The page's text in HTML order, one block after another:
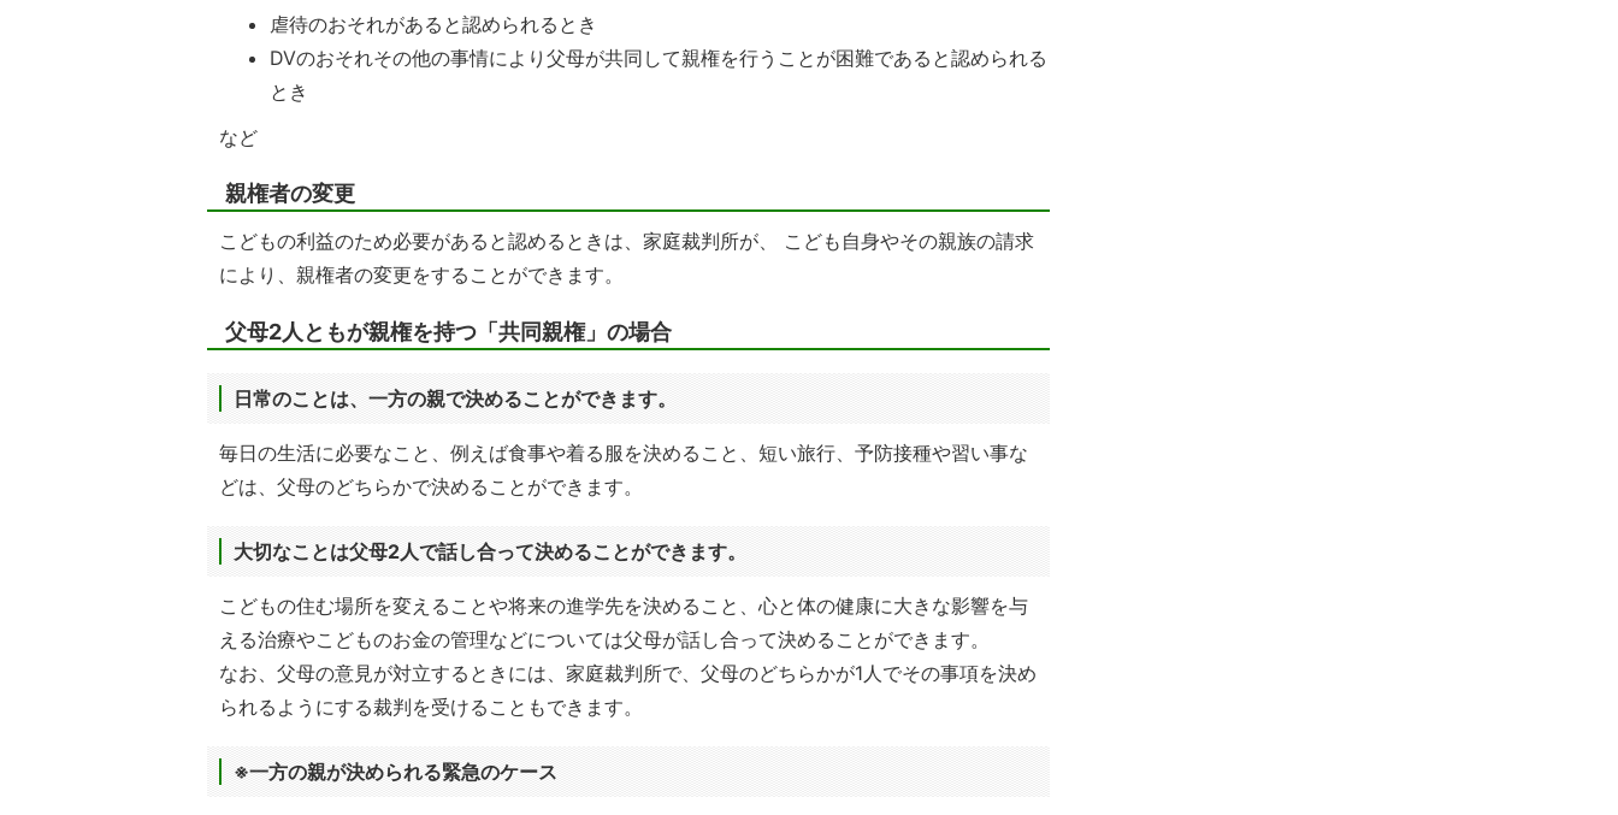
虐待のおそれがあると認められるとき
DVのおそれその他の事情により父母が共同して親権を行うことが困難であると認められる
とき
など
親権者の変更
こどもの利益のため必要があると認めるときは、家庭裁判所が、 こども自身やその親族の請求
により、親権者の変更をすることができます。
父母2人ともが親権を持つ「共同親権」の場合
日常のことは、一方の親で決めることができます。
毎日の生活に必要なこと、例えば食事や着る服を決めること、短い旅行、予防接種や習い事な
どは、父母のどちらかで決めることができます。
大切なことは父母2人で話し合って決めることができます。
こどもの住む場所を変えることや将来の進学先を決めること、心と体の健康に大きな影響を与
える治療やこどものお金の管理などについては父母が話し合って決めることができます。
なお、父母の意見が対立するときには、家庭裁判所で、父母のどちらかが1人でその事項を決め
られるようにする裁判を受けることもできます。
※一方の親が決められる緊急のケース